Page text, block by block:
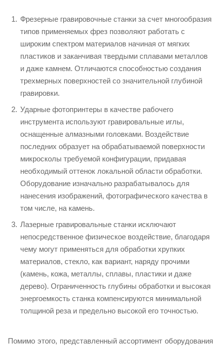
Фрезерные гравировочные станки за счет многообразия
типов применяемых фрез позволяют работать с
широким спектром материалов начиная от мягких
пластиков и заканчивая твердыми сплавами металлов
и даже камнем. Отличаются способностью создания
трехмерных поверхностей со значительной глубиной
гравировки.
Ударные фотопринтеры в качестве рабочего
инструмента используют гравировальные иглы,
оснащенные алмазными головками. Воздействие
последних образует на обрабатываемой поверхности
микросколы требуемой конфигурации, придавая
необходимый оттенок локальной области обработки.
Оборудование изначально разрабатывалось для
нанесения изображений, фотографического качества в
том числе, на камень.
Лазерные гравировальные станки исключают
непосредственное физическое воздействие, благодаря
чему могут применяться для обработки хрупких
материалов, стекло, как вариант, наряду прочими
(камень, кожа, металлы, сплавы, пластики и даже
дерево). Ограниченность глубины обработки и высокая
энергоемкость станка компенсируются минимальной
толщиной реза и предельно высокой его точностью.
Помимо этого, представленный ассортимент оборудования